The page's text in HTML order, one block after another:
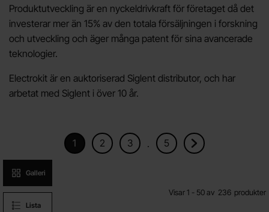
Produktutveckling är en nyckeldrivkraft för företaget då det
investerar mer än 15% av den totala försäljningen i forskning
och utveckling och äger många patent för sina avancerade
teknologier.
Electrokit är en auktoriserad Siglent distributor, och har
arbetat med Siglent i över 10 år.
Nuvarande sida, Sidan
1
Gå till sidan
2
Gå till sidan
3 .
Gå till sidan
5
Gå till nästa sida
Galleri
Lista
Visar 1 - 50 av 236 produkter